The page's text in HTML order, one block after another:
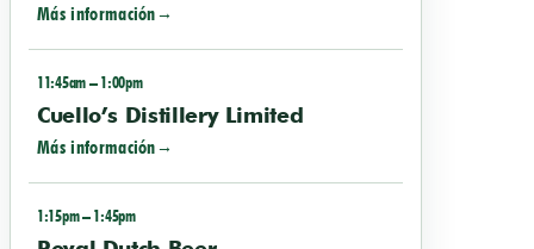
Más información
11:45am – 1:00pm
Cuello’s Distillery Limited
Más información
1:15pm – 1:45pm